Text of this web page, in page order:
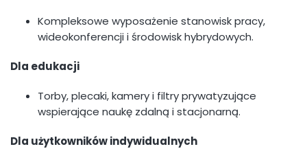
Kompleksowe wyposażenie stanowisk pracy,
wideokonferencji i środowisk hybrydowych.
Dla edukacji
Torby, plecaki, kamery i filtry prywatyzujące
wspierające naukę zdalną i stacjonarną.
Dla użytkowników indywidualnych